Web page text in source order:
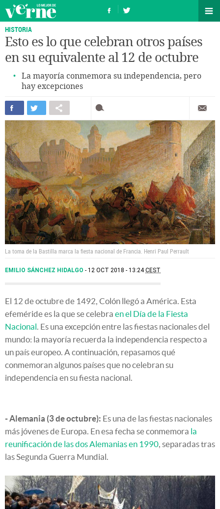
HISTORIA
Esto es lo que celebran otros países
en su equivalente al 12 de octubre
La mayoría conmemora su independencia, pero
hay excepciones
La toma de la Bastilla marca la fiesta nacional de Francia. Henri Paul Perrault
EMILIO SÁNCHEZ HIDALGO 12 OCT 2018 - 13:24CEST
El 12 de octubre de 1492, Colón llegó a América. Esta
efeméride es la que se celebra en el Día de la Fiesta
Nacional. Es una excepción entre las fiestas nacionales del
mundo: la mayoría recuerda la independencia respecto a
un país europeo. A continuación, repasamos qué
conmemoran algunos países que no celebran su
independencia en su fiesta nacional.
- Alemania (3 de octubre): Es una de las fiestas nacionales
más jóvenes de Europa. En esa fecha se conmemora la
reunificación de las dos Alemanias en 1990, separadas tras
las Segunda Guerra Mundial.